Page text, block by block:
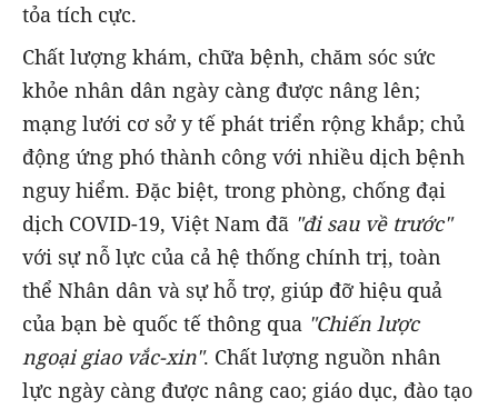
tỏa tích cực.
Chất lượng khám, chữa bệnh, chăm sóc sức
khỏe nhân dân ngày càng được nâng lên;
mạng lưới cơ sở y tế phát triển rộng khắp; chủ
động ứng phó thành công với nhiều dịch bệnh
nguy hiểm. Đặc biệt, trong phòng, chống đại
dịch COVID-19, Việt Nam đã "đi sau về trước"
với sự nỗ lực của cả hệ thống chính trị, toàn
thể Nhân dân và sự hỗ trợ, giúp đỡ hiệu quả
của bạn bè quốc tế thông qua "Chiến lược
ngoại giao vắc-xin". Chất lượng nguồn nhân
lực ngày càng được nâng cao; giáo dục, đào tạo